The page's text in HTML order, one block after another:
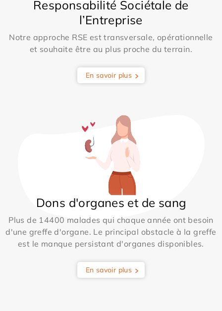
Responsabilité Sociétale de
l’Entreprise
Notre approche RSE est transversale, opérationnelle
et souhaite être au plus proche du terrain.
En savoir plus
Dons d'organes et de sang
Plus de 14400 malades qui chaque année ont besoin
d'une greffe d'organe. Le principal obstacle à la greffe
est le manque persistant d'organes disponibles.
En savoir plus